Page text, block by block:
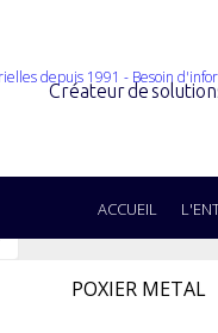
Créateur de
ACCUEIL
POXIER METAL